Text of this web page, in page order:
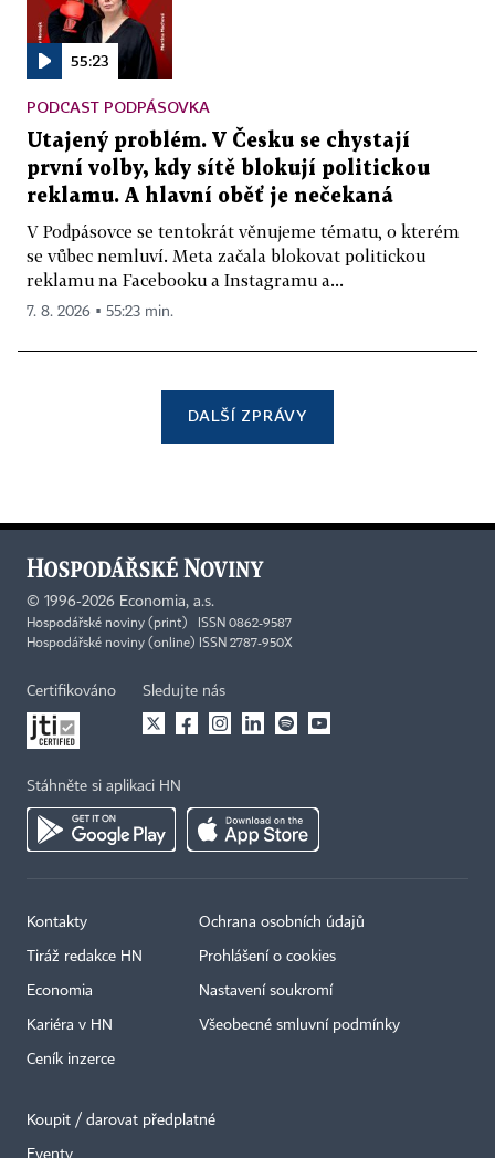
55:23
PODCAST PODPÁSOVKA
Utajený problém. V Česku se chystají
první volby, kdy sítě blokují politickou
reklamu. A hlavní oběť je nečekaná
V Podpásovce se tentokrát věnujeme tématu, o kterém
se vůbec nemluví. Meta začala blokovat politickou
reklamu na Facebooku a Instagramu a...
7. 8. 2026 ▪ 55:23 min.
DALŠÍ ZPRÁVY
© 1996-2026 Economia, a.s.
Hospodářské noviny (print) ISSN 0862-9587
Hospodářské noviny (online) ISSN 2787-950X
Certifikováno Sledujte nás
Stáhněte si aplikaci HN
Kontakty
Tiráž redakce HN
Economia
Kariéra v HN
Ceník inzerce
Ochrana osobních údajů
Prohlášení o cookies
Nastavení soukromí
Všeobecné smluvní podmínky
Koupit / darovat předplatné
Eventy